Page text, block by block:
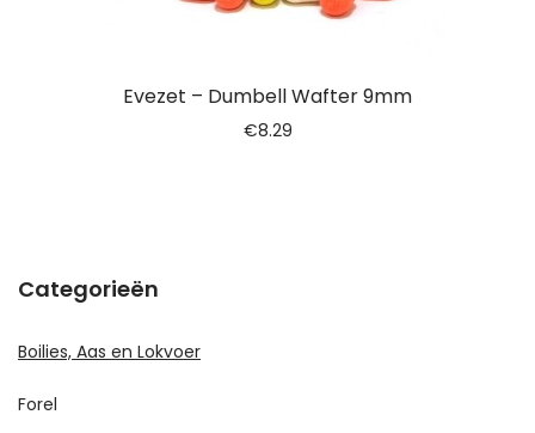
Evezet – Dumbell Wafter 9mm
€8.29
Categorieën
Boilies, Aas en Lokvoer
Forel